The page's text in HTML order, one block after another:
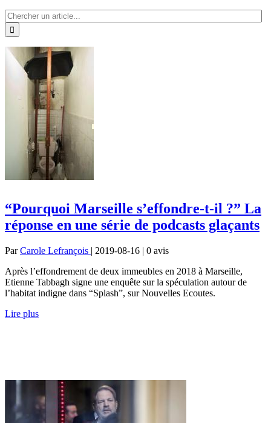
“Pourquoi Marseille s’effondre-t-il ?” La
réponse en une série de podcasts glaçants
ParCarole Lefrançois | 2019-08-16 | 0 avis
Après l’effondrement de deux immeubles en 2018 à Marseille,
Etienne Tabbagh signe une enquête sur la spéculation autour de
l’habitat indigne dans “Splash”, sur Nouvelles Ecoutes.
Lire plus